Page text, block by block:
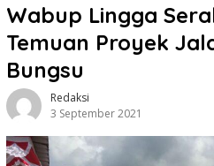
Wabup Lingga
Temuan Proyek
Bungsu
Redaksi
3 September 2021